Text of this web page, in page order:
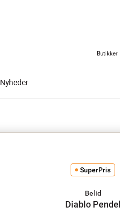
Butikker
Nyheder
SuperPris
Belid
Diablo Pendel